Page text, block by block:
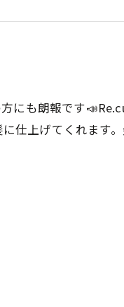
にも朗報です
仕上げてくれます